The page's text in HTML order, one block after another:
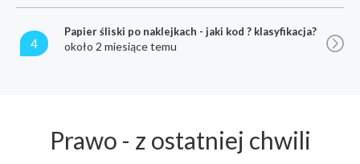
4
Papier śliski po naklejkach - jaki kod ? klasyfikacja?
około 2 miesiące temu
Prawo - z ostatniej chwili